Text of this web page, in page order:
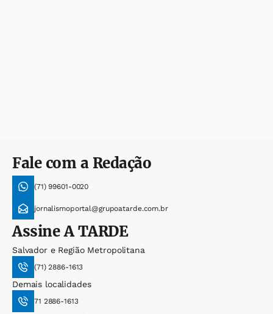
Fale com a Redação
(71) 99601-0020
jornalismoportal@grupoatarde.com.br
AssineA TARDE
Salvador e Região Metropolitana
(71) 2886-1613
Demais localidades
71 2886-1613